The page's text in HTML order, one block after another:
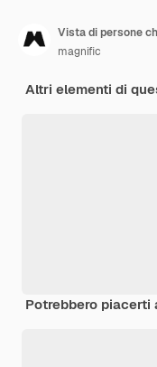
Vista di persone
magnific
Altri elementi di
Potrebbero piacerti